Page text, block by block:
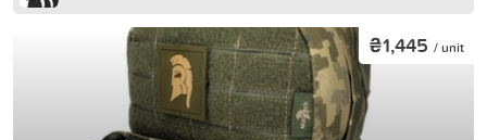
₴1,445 / unit